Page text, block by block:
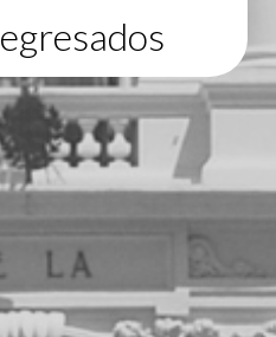
egresados